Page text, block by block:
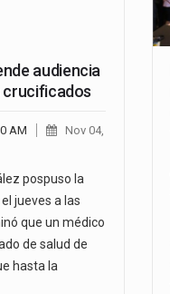
audiencia
AM
Nov 04,
pospuso la
jueves a las
que un médico
de salud de
hasta la